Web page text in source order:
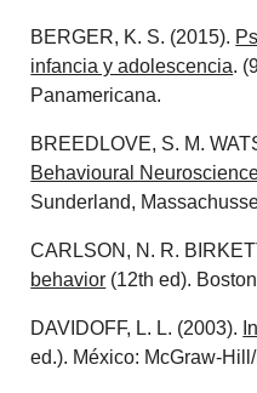
BERGER, K. S. (2015).
infancia y adolescencia.
Panamericana.
BREEDLOVE, S. M.
Behavioural
Sunderland,
CARLSON, N. R.
behavior (12th ed).
DAVIDOFF, L. L. (2003).
ed.). México: McGraw-